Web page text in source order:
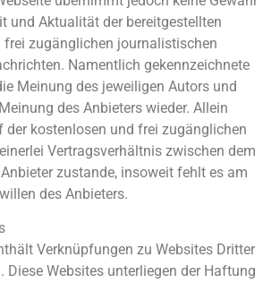
und Aktualität der bereitgestellten
frei zugänglichen journalistischen
Namentlich gekennzeichnete
Meinung des jeweiligen Autors und
des Anbieters wieder. Allein
der kostenlosen und frei zugänglichen
Vertragsverhältnis zwischen dem
zustande, insoweit fehlt es am
des Anbieters.
Verknüpfungen zu Websites Dritter
Diese Websites unterliegen der Haftung